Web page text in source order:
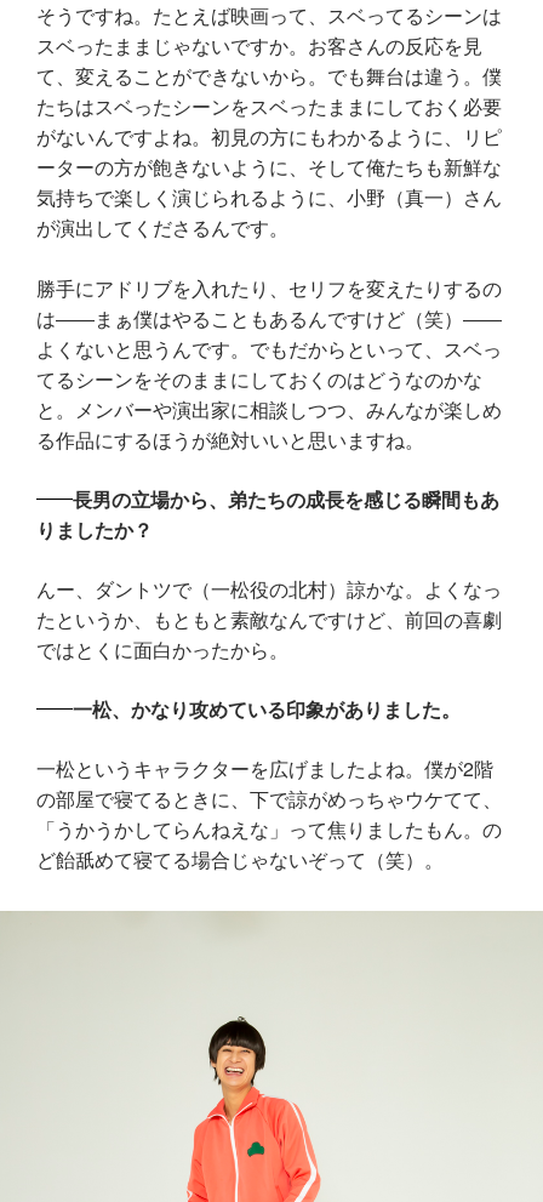
そうですね。たとえば映画って、スベってるシーンは
スベったままじゃないですか。お客さんの反応を見
て、変えることができないから。でも舞台は違う。僕
たちはスベったシーンをスベったままにしておく必要
がないんですよね。初見の方にもわかるように、リピ
ーターの方が飽きないように、そして俺たちも新鮮な
気持ちで楽しく演じられるように、小野（真一）さん
が演出してくださるんです。
勝手にアドリブを入れたり、セリフを変えたりするの
は――まぁ僕はやることもあるんですけど（笑）――
よくないと思うんです。でもだからといって、スベっ
てるシーンをそのままにしておくのはどうなのかな
と。メンバーや演出家に相談しつつ、みんなが楽しめ
る作品にするほうが絶対いいと思いますね。
長男の立場から、弟たちの成長を感じる瞬間もあ
りましたか？
んー、ダントツで（一松役の北村）諒かな。よくなっ
たというか、もともと素敵なんですけど、前回の喜劇
ではとくに面白かったから。
一松、かなり攻めている印象がありました。
一松というキャラクターを広げましたよね。僕が2階
の部屋で寝てるときに、下で諒がめっちゃウケてて、
「うかうかしてらんねえな」って焦りましたもん。の
ど飴舐めて寝てる場合じゃないぞって（笑）。